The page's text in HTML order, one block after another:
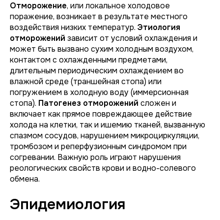
Отморожение, или локальное холодовое
поражение, возникает в результате местного
воздействия низких температур. Этиология
отморожений зависит от условий охлаждения и
может быть вызвано сухим холодным воздухом,
контактом с охлажденными предметами,
длительным периодическим охлаждением во
влажной среде (траншейная стопа) или
погружением в холодную воду (иммерсионная
стопа). Патогенез отморожений сложен и
включает как прямое повреждающее действие
холода на клетки, так и ишемию тканей, вызванную
спазмом сосудов, нарушением микроциркуляции,
тромбозом и реперфузионным синдромом при
согревании. Важную роль играют нарушения
реологических свойств крови и водно-солевого
обмена.
Эпидемиология